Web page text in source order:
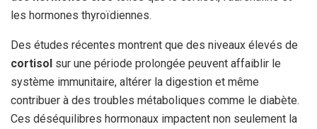
les hormones thyroïdiennes.
Des études récentes montrent que des niveaux élevés de
cortisol sur une période prolongée peuvent affaiblir le
système immunitaire, altérer la digestion et même
contribuer à des troubles métaboliques comme le diabète.
Ces déséquilibres hormonaux impactent non seulement la